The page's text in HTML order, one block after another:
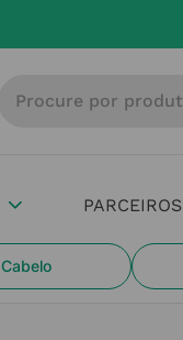
PARCEIROS
Cabelo